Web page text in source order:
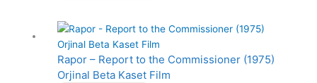
Rapor – Report to the Commissioner (1975)
Orjinal Beta Kaset Film